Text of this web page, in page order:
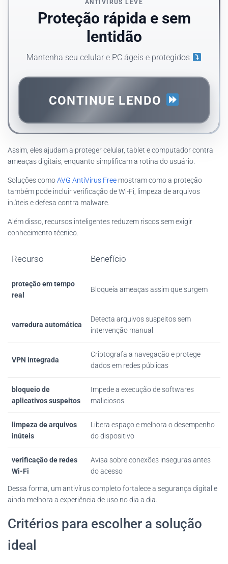
ANTIVÍRUS LEVE
Proteção rápida e sem
lentidão
Mantenha seu celular e PC ágeis e protegidos
CONTINUE LENDO
Assim, eles ajudam a proteger celular, tablet e computador contra
ameaças digitais, enquanto simplificam a rotina do usuário.
Soluções comoAVG AntiVirus Free mostram como a proteção
também pode incluir verificação de Wi-Fi, limpeza de arquivos
inúteis e defesa contra malware.
Além disso, recursos inteligentes reduzem riscos sem exigir
conhecimento técnico.
Recurso Benefício
proteção em tempo
real
Bloqueia ameaças assim que surgem
varredura automática
Detecta arquivos suspeitos sem
intervenção manual
VPN integrada
Criptografa a navegação e protege
dados em redes públicas
bloqueio de
aplicativos suspeitos
Impede a execução de softwares
maliciosos
limpeza de arquivos
inúteis
Libera espaço e melhora o desempenho
do dispositivo
verificação de redes
Wi-Fi
Avisa sobre conexões inseguras antes
do acesso
Dessa forma, um antivírus completo fortalece a segurança digital e
ainda melhora a experiência de uso no dia a dia.
Critérios para escolher a solução
ideal